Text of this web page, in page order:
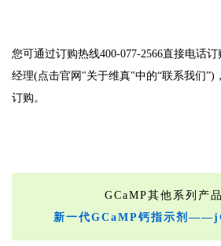
您可通过订购热线400-077-2566直接电话
经理(点击官网"关于维真"中的“联系我们”)
订购。
GCaMP其他系列产
新一代GCaMP钙指示剂